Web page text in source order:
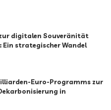
zur digitalen Souveränität
strategischer Wandel
Euro-Programms zur
in